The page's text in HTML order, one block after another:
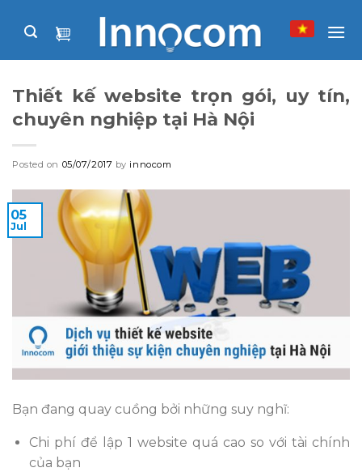
Thiết kế website trọn gói, uy tín,
chuyên nghiệp tại Hà Nội
Posted on 05/07/2017 by innocom
05
Jul
Bạn đang quay cuồng bởi những suy nghĩ:
Chi phí để lập 1 website quá cao so với tài chính
của bạn